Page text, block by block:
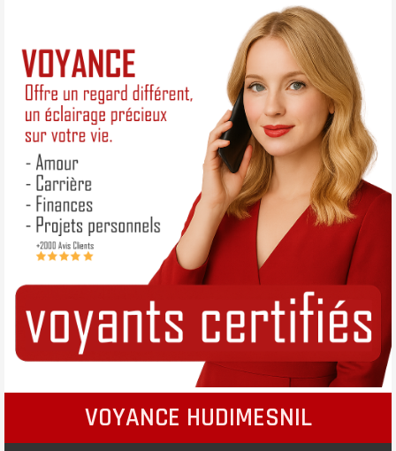
VOYANCE HUDIMESNIL